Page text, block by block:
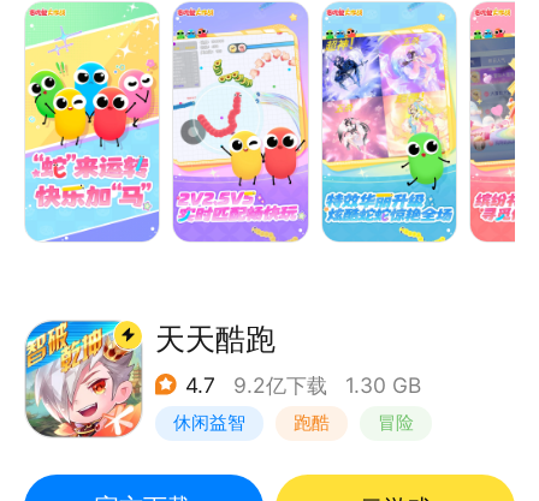
暴走超神！
游戏玩法
1.控制摇杆走位你的小蛇，吃掉地图上彩色的小圆点，
就会变长。
2.小心！蛇头碰到其他贪吃蛇就会死亡，并且产生大量
小圆点。
4.无尽模式or限时模式or团战模式，和小伙伴们比比谁
更长吧！
游戏特色
天天酷跑
4.7 9.2亿下载 1.30 GB
休闲益智 跑酷 冒险
萌系